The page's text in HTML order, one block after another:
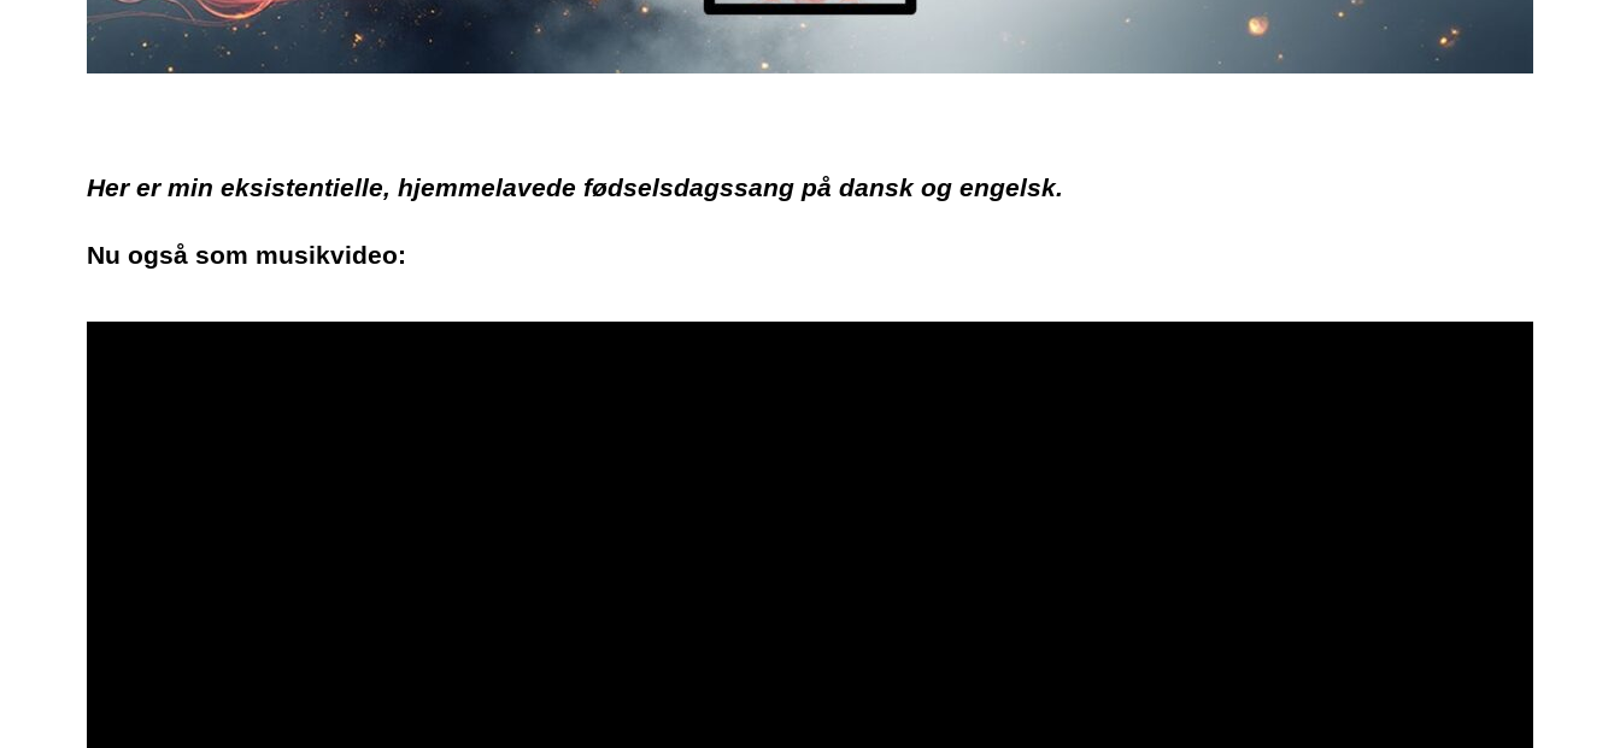
Her er min eksistentielle, hjemmelavede fødselsdagssang på dansk og engelsk.
Nu også som musikvideo: